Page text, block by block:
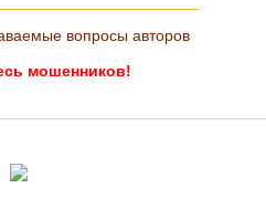
вопросы авторов
мошенников!